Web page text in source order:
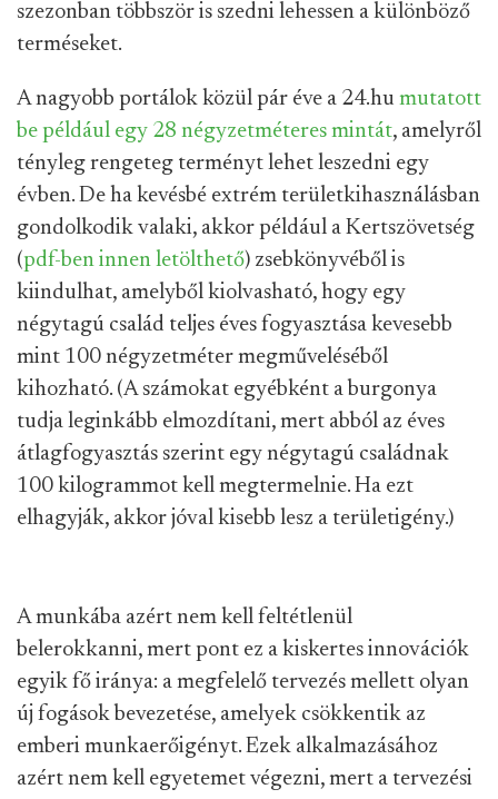
szezonban többször is szedni lehessen a különböző
terméseket.
A nagyobb portálok közül pár éve a 24.hu mutatott
be például egy 28 négyzetméteres mintát, amelyről
tényleg rengeteg terményt lehet leszedni egy
évben. De ha kevésbé extrém területkihasználásban
gondolkodik valaki, akkor például a Kertszövetség
(pdf-ben innen letölthető) zsebkönyvéből is
kiindulhat, amelyből kiolvasható, hogy egy
négytagú család teljes éves fogyasztása kevesebb
mint 100 négyzetméter megműveléséből
kihozható. (A számokat egyébként a burgonya
tudja leginkább elmozdítani, mert abból az éves
átlagfogyasztás szerint egy négytagú családnak
100 kilogrammot kell megtermelnie. Ha ezt
elhagyják, akkor jóval kisebb lesz a területigény.)
A munkába azért nem kell feltétlenül
belerokkanni, mert pont ez a kiskertes innovációk
egyik fő iránya: a megfelelő tervezés mellett olyan
új fogások bevezetése, amelyek csökkentik az
emberi munkaerőigényt. Ezek alkalmazásához
azért nem kell egyetemet végezni, mert a tervezési